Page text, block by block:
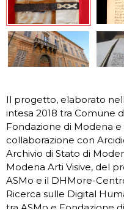
Il progetto, elaborato
intesa 2018 tra Comune
Fondazione di Modena e
collaborazione con
Archivio di Stato di
Modena Arti Visive, del
ASMo e il DHMore-
Ricerca sulle Digital
tra ASMo e Fondazione